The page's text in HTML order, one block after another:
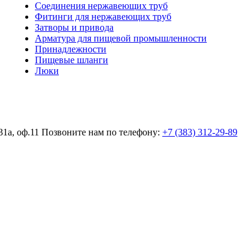
Соединения нержавеющих труб
Фитинги для нержавеющих труб
Затворы и привода
Арматура для пищевой промышленности
Принадлежности
Пищевые шланги
Люки
оф.11 Позвоните нам по телефону: +7 (383) 312-29-89